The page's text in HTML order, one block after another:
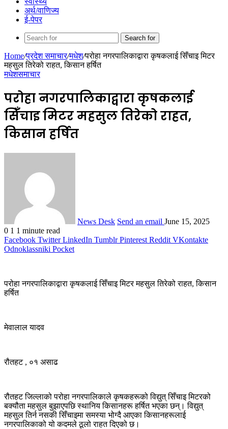
अर्थ/वाणिज्य
ई-पेपर
Search for
Home/प्रदेश समाचार/मधेश/परोहा नगरपालिकाद्वारा कृषकलाई सिँचाइ मिटर
महसुल तिरेको राहत, किसान हर्षित
मधेशसमाचार
परोहा नगरपालिकाद्वारा कृषकलाई
सिँचाइ मिटर महसुल तिरेको राहत,
किसान हर्षित
News Desk Send an email June 15, 2025
0 1 1 minute read
Facebook Twitter LinkedIn Tumblr Pinterest Reddit VKontakte
Odnoklassniki Pocket
परोहा नगरपालिकाद्वारा कृषकलाई सिँचाइ मिटर महसुल तिरेको राहत, किसान
हर्षित
मेवालाल यादव
रौतहट , ०१ असाढ
रौतहट जिल्लाको परोहा नगरपालिकाले कृषकहरूको विद्युत् सिँचाइ मिटरको
बक्यौता महसुल बुझाएपछि स्थानिय किसानहरू हर्षित भएका छन्। विद्युत्
महसुल तिर्न नसकी सिँचाइमा समस्या भोग्दै आएका किसानहरूलाई
नगरपालिकाको यो कदमले ठूलो राहत दिएको छ।